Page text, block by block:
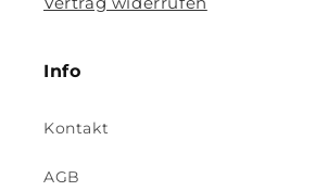
Info
Kontakt
AGB